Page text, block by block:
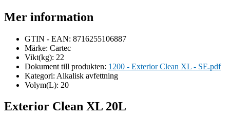
Mer information
GTIN - EAN: 8716255106887
Märke: Cartec
Vikt(kg): 22
Dokument till produkten: 1200 - Exterior Clean XL - SE.pdf
Kategori: Alkalisk avfettning
Volym(L): 20
Exterior Clean XL 20L